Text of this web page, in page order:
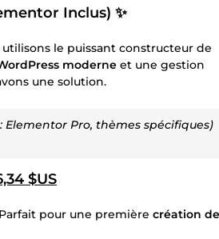
Inclus) ✨
utilisons le puissant constructeur de
moderne et une gestion
une solution.
Pro, thèmes spécifiques)
$US
pour une première création de